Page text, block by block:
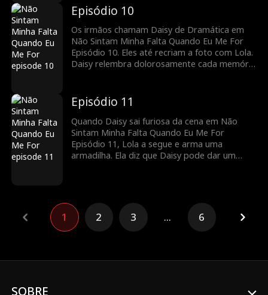
ela, além de flores escolhidas a dedo pelo
próprio Owen! Daisy vai para a escola e está
olhando uma foto antiga dela e dos irmãos,
mas Lola pega a foto. Tentando pegar de
volta, Dylan agarra a mão de Daisy!
Episódio 10
Os irmãos chamam Daisy de Dramática em
Não Sintam Minha Falta Quando Eu Me For
Episódio 10. Eles até recriam a foto com Lola.
Daisy relembra dolorosamente cada memória
cansada de tudo! As pessoas ficam chocadas.
O que acontece depois?
Episódio 11
Quando Daisy sai furiosa da cena em Não
Sintam Minha Falta Quando Eu Me For
Episódio 11, Lola a segue e arma uma
armadilha. Ela diz que Daisy pode dar um
pessoas zombam dela, e até Dylan tenta
bater nela. Caleb diz que vai dar um gato para
ela como pedido de desculpas. Será que ela
aceita?
1 2 3 ... 6
SOBRE